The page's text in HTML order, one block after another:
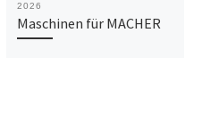
2026
Maschinen für MACHER